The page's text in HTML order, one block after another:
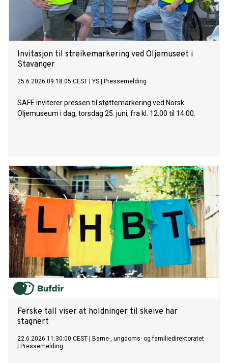
Invitasjon til streikemarkering ved Oljemuseet i
Stavanger
25.6.2026 09:18:05 CEST YS Pressemelding
SAFE inviterer pressen til støttemarkering ved Norsk
Oljemuseum i dag, torsdag 25. juni, fra kl. 12.00 til 14.00.
Ferske tall viser at holdninger til skeive har
stagnert
22.6.2026 11:30:00 CEST
Barne-, ungdoms- og familiedirektoratet
Pressemelding